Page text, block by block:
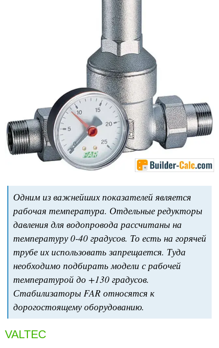
Одним из важнейших показателей является
рабочая температура. Отдельные редукторы
давления для водопровода рассчитаны на
температуру 0-40 градусов. То есть на горячей
трубе их использовать запрещается. Туда
необходимо подбирать модели с рабочей
температурой до +130 градусов.
Стабилизаторы FAR относятся к
дорогостоящему оборудованию.
VALTEC